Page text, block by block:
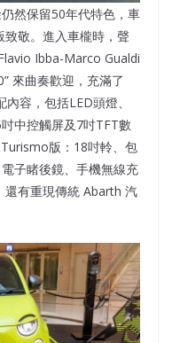
然保留50年代特色，車
敬。進入車櫳時，聲
Ibba-Marco Gualdi
來曲奏歡迎，充滿了
容，包括LED頭燈、
中控觸屏及7吋TFT數
版：18吋軨、包
子睹後鏡、手機無線充
還有重現傳統 Abarth 汽